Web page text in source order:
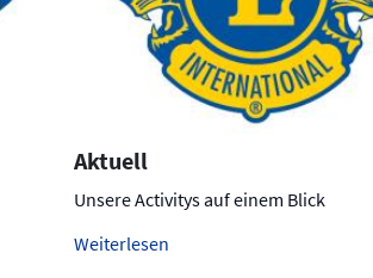
Aktuell
Unsere Activitys auf einem Blick
Weiterlesen